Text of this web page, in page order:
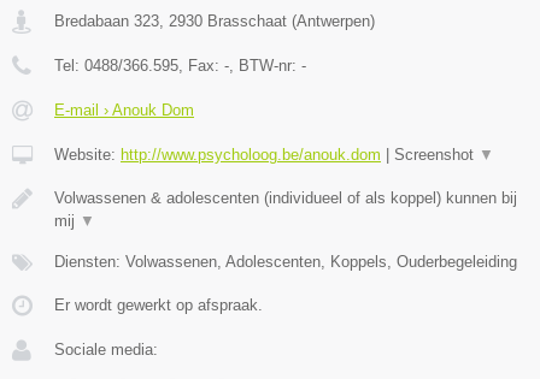
Bredabaan 323 2930 Brasschaat (Antwerpen)
Tel: 0488/366.595 , Fax: - , BTW-nr: -
E-mail › Anouk Dom
Website: http://www.psycholoog.be/anouk.dom | Screenshot ▼
Volwassenen & adolescenten (individueel of als koppel) kunnen bij
mij ▼
Diensten: Volwassenen, Adolescenten, Koppels, Ouderbegeleiding
Er wordt gewerkt op afspraak.
Sociale media: